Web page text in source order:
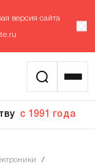
версия сайта
с 1991 года
/